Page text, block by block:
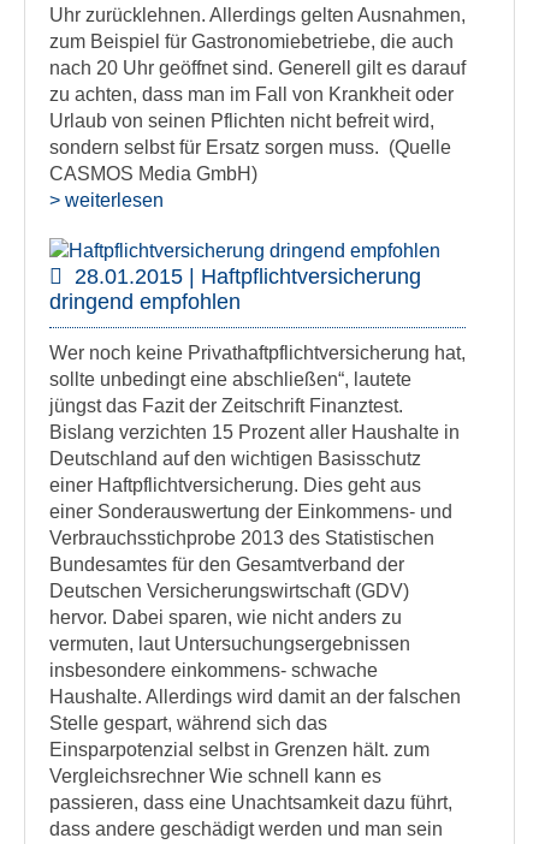
Uhr zurücklehnen. Allerdings gelten Ausnahmen,
zum Beispiel für Gastronomiebetriebe, die auch
nach 20 Uhr geöffnet sind. Generell gilt es darauf
zu achten, dass man im Fall von Krankheit oder
Urlaub von seinen Pflichten nicht befreit wird,
sondern selbst für Ersatz sorgen muss. (Quelle
CASMOS Media GmbH)
> weiterlesen
28.01.2015 | Haftpflichtversicherung
dringend empfohlen
Wer noch keine Privathaftpflichtversicherung hat,
sollte unbedingt eine abschließen“, lautete
jüngst das Fazit der Zeitschrift Finanztest.
Bislang verzichten 15 Prozent aller Haushalte in
Deutschland auf den wichtigen Basisschutz
einer Haftpflichtversicherung. Dies geht aus
einer Sonderauswertung der Einkommens- und
Verbrauchsstichprobe 2013 des Statistischen
Bundesamtes für den Gesamtverband der
Deutschen Versicherungswirtschaft (GDV)
hervor. Dabei sparen, wie nicht anders zu
vermuten, laut Untersuchungsergebnissen
insbesondere einkommens- schwache
Haushalte. Allerdings wird damit an der falschen
Stelle gespart, während sich das
Einsparpotenzial selbst in Grenzen hält. zum
Vergleichsrechner Wie schnell kann es
passieren, dass eine Unachtsamkeit dazu führt,
dass andere geschädigt werden und man sein